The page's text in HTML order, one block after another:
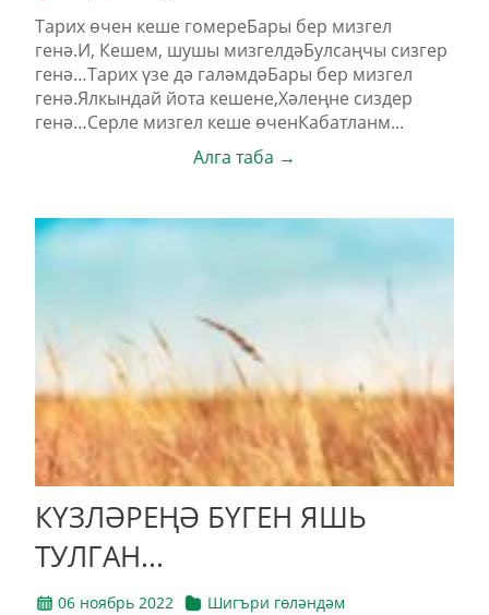
Тарих өчен кеше гомереБары бер мизгел
генә.И, Кешем, шушы мизгелдәБулсаңчы сизгер
генә…Тарих үзе дә галәмдәБары бер мизгел
генә.Ялкындай йота кешене,Хәлеңне сиздер
генә…Серле мизгел кеше өченКабатланм...
Алга таба →
КҮЗЛӘРЕҢӘ БҮГЕН ЯШЬ
ТУЛГАН...
06 ноябрь 2022
Шигъри гөләндәм